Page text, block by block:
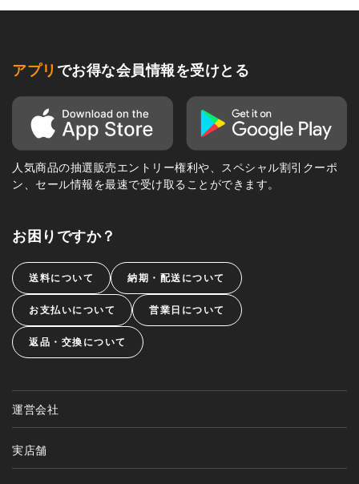
アプリ でお得な会員情報を受けとる
人気商品の抽選販売エントリー権利や、スペシャル割引クーポ
ン、セール情報を最速で受け取ることができます。
お困りですか？
送料について 納期・配送について
お支払いについて 営業日について
返品・交換について
運営会社
実店舗